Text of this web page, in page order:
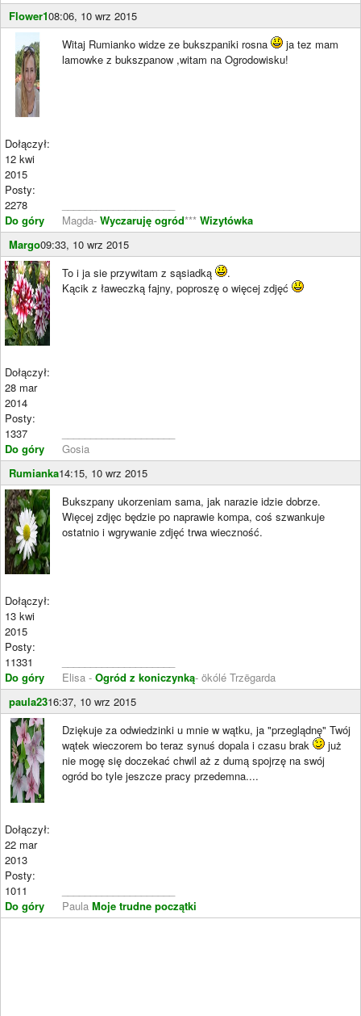
Flower108:06, 10 wrz 2015
Dołączył:
12 kwi
2015
Posty:
2278
Do góry
Witaj Rumianko widze ze bukszpaniki rosna
ja tez mam
lamowke z bukszpanow ,witam na Ogrodowisku!
Magda- Wyczaruję ogród*** Wizytówka
Margo09:33, 10 wrz 2015
Dołączył:
28 mar
2014
Posty:
1337
Do góry
To i ja sie przywitam z sąsiadką
.
Kącik z ławeczką fajny, poproszę o więcej zdjęć
Gosia
Rumianka14:15, 10 wrz 2015
Dołączył:
13 kwi
2015
Posty:
11331
Do góry
Bukszpany ukorzeniam sama, jak narazie idzie dobrze.
Więcej zdjęc będzie po naprawie kompa, coś szwankuje
ostatnio i wgrywanie zdjęć trwa wieczność.
Elisa - Ogród z koniczynką- ökólé Trzëgarda
paula2316:37, 10 wrz 2015
Dołączył:
22 mar
2013
Posty:
1011
Do góry
Dziękuje za odwiedzinki u mnie w wątku, ja "przeglądnę" Twój
wątek wieczorem bo teraz synuś dopala i czasu brak
już
nie mogę się doczekać chwil aż z dumą spojrzę na swój
ogród bo tyle jeszcze pracy przedemna....
Paula Moje trudne początki